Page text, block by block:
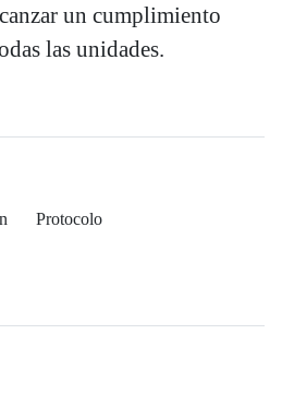
un cumplimiento
las unidades.
Protocolo